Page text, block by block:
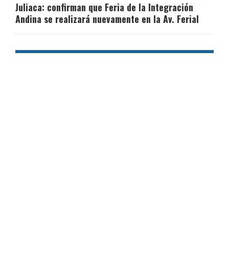
Juliaca: confirman que Feria de la Integración
Andina se realizará nuevamente en la Av. Ferial